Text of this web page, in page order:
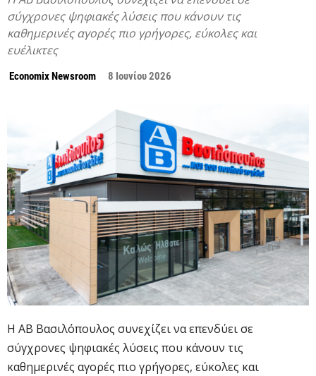
σύγχρονες ψηφιακές λύσεις που κάνουν τις
καθημερινές αγορές πιο γρήγορες, εύκολες και
ευέλικτες
Economix Newsroom 8 Ιουνίου 2026
Η ΑΒ Βασιλόπουλος συνεχίζει να επενδύει σε
σύγχρονες ψηφιακές λύσεις που κάνουν τις
καθημερινές αγορές πιο γρήγορες, εύκολες και